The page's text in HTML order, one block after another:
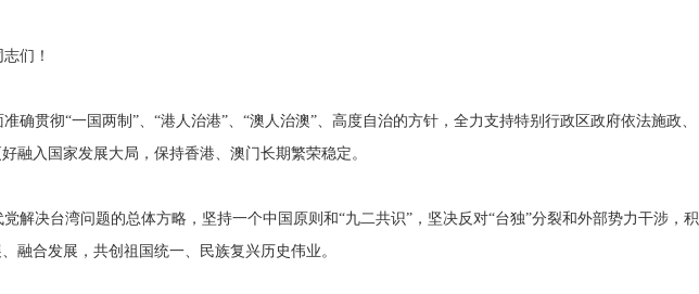
们！
确贯彻“一国两制”、“港人治港”、“澳人治澳”、高度自治的方针，全力支持特别行政区政府依法施政、
融入国家发展大局，保持香港、澳门长期繁荣稳定。
解决台湾问题的总体方略，坚持一个中国原则和“九二共识”，坚决反对“台独”分裂和外部势力干涉，积
融合发展，共创祖国统一、民族复兴历史伟业。